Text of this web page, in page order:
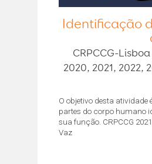
Identificação
CRPCCG-Lisboa
2020, 2021, 2022,
O objetivo desta atividade
partes do corpo humano
sua função. CRPCCG
Vaz